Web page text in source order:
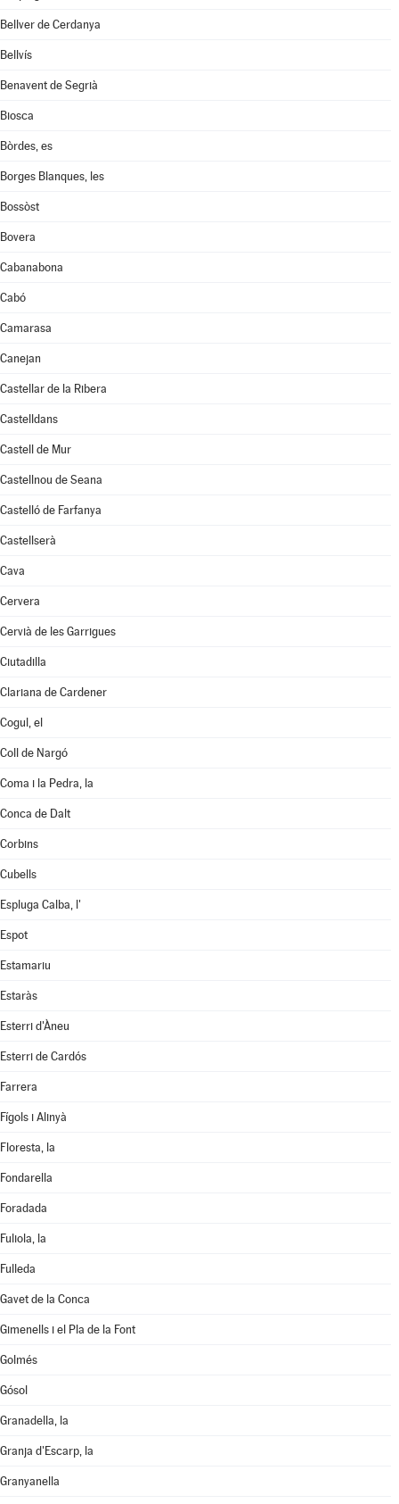
Bellver de Cerdanya
Bellvís
Benavent de Segrià
Biosca
Bòrdes, es
Borges Blanques, les
Bossòst
Bovera
Cabanabona
Cabó
Camarasa
Canejan
Castellar de la Ribera
Castelldans
Castell de Mur
Castellnou de Seana
Castelló de Farfanya
Castellserà
Cava
Cervera
Cervià de les Garrigues
Ciutadilla
Clariana de Cardener
Cogul, el
Coll de Nargó
Coma i la Pedra, la
Conca de Dalt
Corbins
Cubells
Espluga Calba, l'
Espot
Estamariu
Estaràs
Esterri d'Àneu
Esterri de Cardós
Farrera
Fígols i Alinyà
Floresta, la
Fondarella
Foradada
Fuliola, la
Fulleda
Gavet de la Conca
Gimenells i el Pla de la Font
Golmés
Gósol
Granadella, la
Granja d'Escarp, la
Granyanella